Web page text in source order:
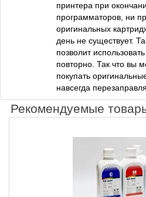
принтера при
программаторов, ни
оригинальных
день не существует.
позволит
повторно. Так что вы
покупать
навсегда
Рекомендуемые